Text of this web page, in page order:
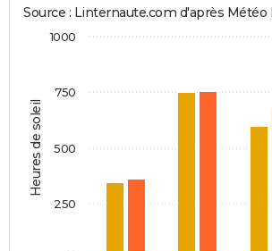
Heures de soleil
Source : Linternaute.com d'après Météo
250
500
750
1000